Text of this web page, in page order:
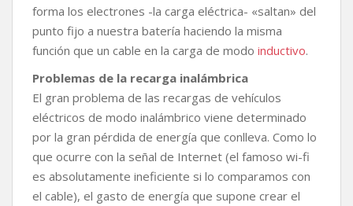
forma los electrones -la carga eléctrica- «saltan» del
punto fijo a nuestra batería haciendo la misma
función que un cable en la carga de modo inductivo.
Problemas de la recarga inalámbrica
El gran problema de las recargas de vehículos
eléctricos de modo inalámbrico viene determinado
por la gran pérdida de energía que conlleva. Como lo
que ocurre con la señal de Internet (el famoso wi-fi
es absolutamente ineficiente si lo comparamos con
el cable), el gasto de energía que supone crear el